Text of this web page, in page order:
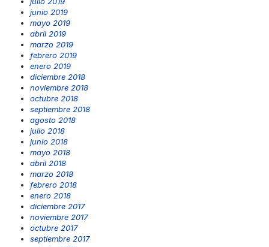
junio 2019
mayo 2019
abril 2019
marzo 2019
febrero 2019
enero 2019
diciembre 2018
noviembre 2018
octubre 2018
septiembre 2018
agosto 2018
julio 2018
junio 2018
mayo 2018
abril 2018
marzo 2018
febrero 2018
enero 2018
diciembre 2017
noviembre 2017
octubre 2017
septiembre 2017